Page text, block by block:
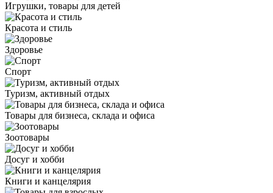
Игрушки, товары для детей
Красота и стиль
Здоровье
Спорт
Туризм, активный отдых
Товары для бизнеса, склада и офиса
Зоотовары
Досуг и хобби
Книги и канцелярия